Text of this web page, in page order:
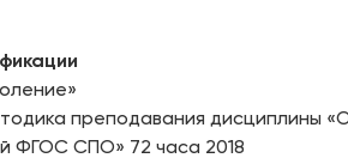
преподавания дисциплины
ФГОС СПО» 72 часа 2018